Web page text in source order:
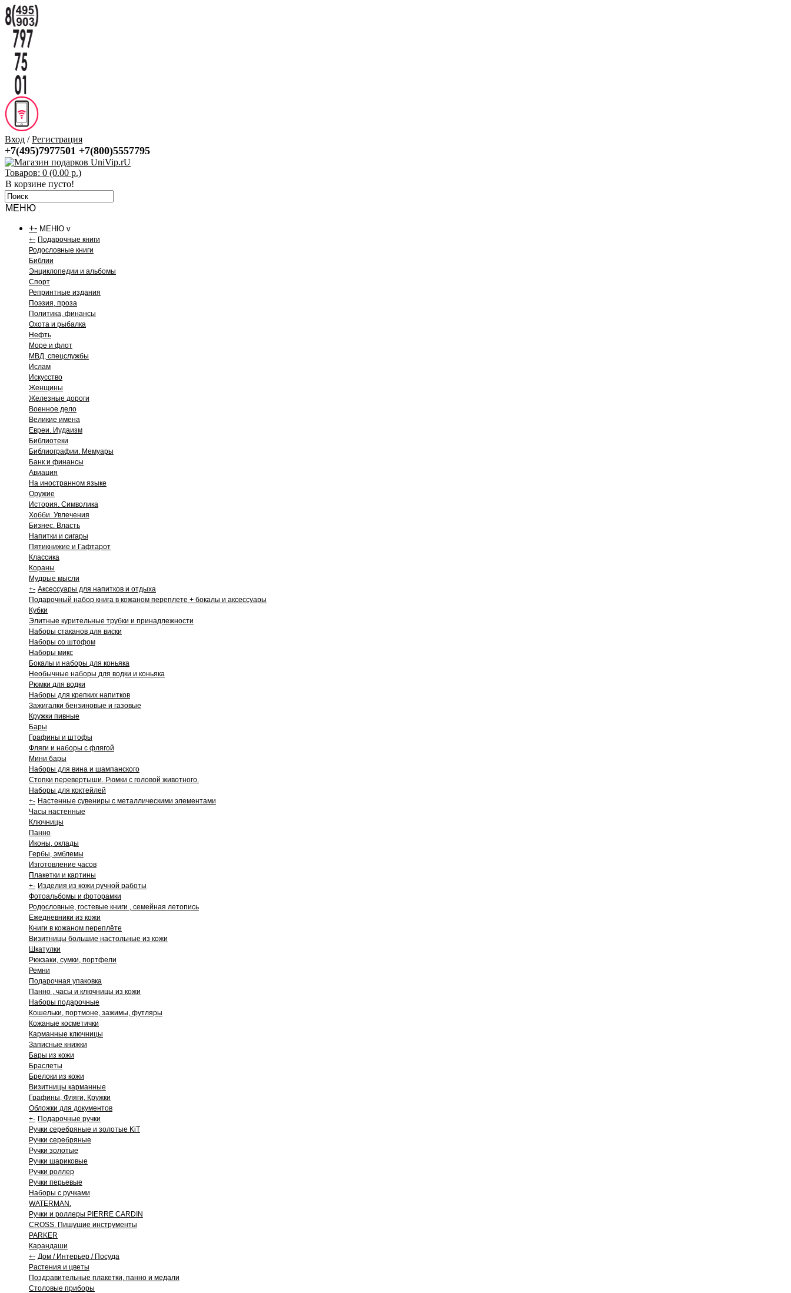
Вход /Регистрация
+7(495)7977501 +7(800)5557795
Товаров: 0 (0.00 р.)
В корзине пусто!
МЕНЮ
+- МЕНЮ v
+- Подарочные книги
Родословные книги
Библии
Энциклопедии и альбомы
Спорт
Репринтные издания
Поэзия, проза
Политика, финансы
Охота и рыбалка
Нефть
Море и флот
МВД, спецслужбы
Ислам
Искусство
Женщины
Железные дороги
Военное дело
Великие имена
Евреи. Иудаизм
Библиотеки
Библиографии. Мемуары
Банк и финансы
Авиация
На иностранном языке
Оружие
История. Символика
Хобби. Увлечения
Бизнес. Власть
Напитки и сигары
Пятикнижие и Гафтарот
Классика
Кораны
Мудрые мысли
+- Аксессуары для напитков и отдыха
Подарочный набор книга в кожаном переплете + бокалы и аксессуары
Кубки
Элитные курительные трубки и принадлежности
Наборы стаканов для виски
Наборы со штофом
Наборы микс
Бокалы и наборы для коньяка
Необычные наборы для водки и коньяка
Рюмки для водки
Наборы для крепких напитков
Зажигалки бензиновые и газовые
Кружки пивные
Бары
Графины и штофы
Фляги и наборы с флягой
Мини бары
Наборы для вина и шампанского
Стопки перевертыши. Рюмки с головой животного.
Наборы для коктейлей
+- Настенные сувениры с металлическими элементами
Часы настенные
Ключницы
Панно
Иконы, оклады
Гербы, эмблемы
Изготовление часов
Плакетки и картины
+- Изделия из кожи ручной работы
Фотоальбомы и фоторамки
Родословные, гостевые книги , семейная летопись
Ежедневники из кожи
Книги в кожаном переплёте
Визитницы большие настольные из кожи
Шкатулки
Рюкзаки, сумки, портфели
Ремни
Подарочная упаковка
Панно , часы и ключницы из кожи
Наборы подарочные
Кошельки, портмоне, зажимы, футляры
Кожаные косметички
Карманные ключницы
Записные книжки
Бары из кожи
Браслеты
Брелоки из кожи
Визитницы карманные
Графины, Фляги, Кружки
Обложки для документов
+- Подарочные ручки
Ручки серебряные и золотые KiT
Ручки серебряные
Ручки золотые
Ручки шариковые
Ручки роллер
Ручки перьевые
Наборы с ручками
WATERMAN.
Ручки и роллеры PIERRE CARDIN
CROSS. Пишущие инструменты
PARKER
Карандаши
+- Дом / Интерьер / Посуда
Растения и цветы
Поздравительные плакетки, панно и медали
Столовые приборы